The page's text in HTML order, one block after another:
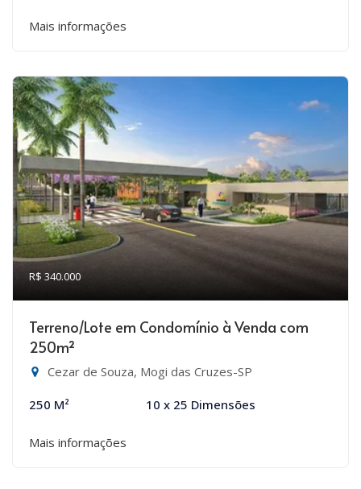
Mais informações
R$ 340.000
Terreno/Lote em Condomínio à Venda com
250m²
Cezar de Souza, Mogi das Cruzes-SP
250 M² 10 x 25 Dimensões
Mais informações